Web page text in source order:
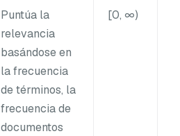
Puntúa la
relevancia
basándose en
la frecuencia
de términos, la
frecuencia de
documentos
[0, ∞)